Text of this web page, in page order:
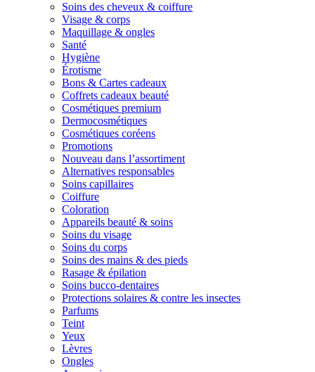
Soins des cheveux & coiffure
Visage & corps
Maquillage & ongles
Santé
Hygiène
Érotisme
Bons & Cartes cadeaux
Coffrets cadeaux beauté
Cosmétiques premium
Dermocosmétiques
Cosmétiques coréens
Promotions
Nouveau dans l’assortiment
Alternatives responsables
Soins capillaires
Coiffure
Coloration
Appareils beauté & soins
Soins du visage
Soins du corps
Soins des mains & des pieds
Rasage & épilation
Soins bucco-dentaires
Protections solaires & contre les insectes
Parfums
Teint
Yeux
Lèvres
Ongles